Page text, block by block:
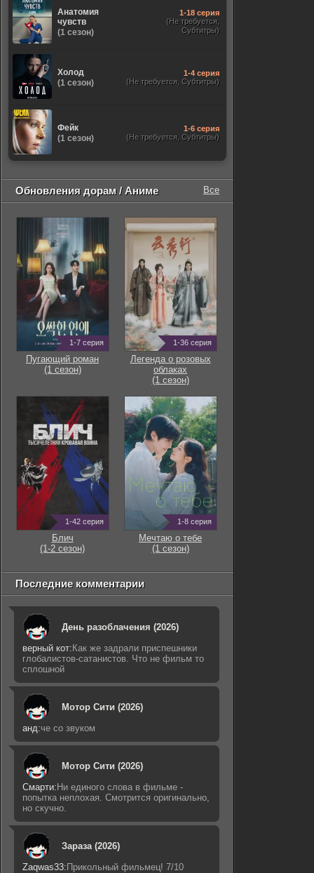
Анатомия
чувств
(1 сезон)
1-18 серия
(Не требуется,
Субтитры)
Холод
(1 сезон)
1-4 серия
(Не требуется, Субтитры)
Фейк
(1 сезон)
1-6 серия
(Не требуется, Субтитры)
Обновления дорам / Аниме Все
1-7 серия
Пугающий роман
(1 сезон)
1-36 серия
Легенда о розовых
облаках
(1 сезон)
1-42 серия
Блич
(1-2 сезон)
1-8 серия
Мечтаю о тебе
(1 сезон)
Последние комментарии
День разоблачения (2026)
верный кот: Как же задрали приспешники
глобалистов-сатанистов. Что не фильм то
сплошной
Мотор Сити (2026)
анд:че со звуком
Мотор Сити (2026)
Смарти: Ни единого слова в фильме -
попытка неплохая. Смотрится оригинально,
но скучно.
Зараза (2026)
Zaqwas33: Прикольный фильмец! 7/10